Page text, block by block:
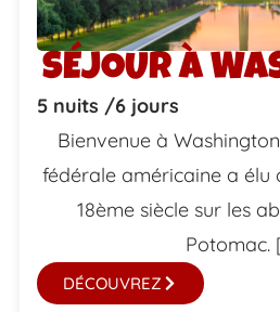
SÉJOUR À
5 nuits /6 jours
Bienvenue à
fédérale américaine a élu
18ème siècle sur les
Potomac.
DÉCOUVREZ